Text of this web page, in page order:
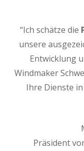
“Ich schätze die
unsere
Entwicklung
Windmaker
Ihre Dienste
Präsident